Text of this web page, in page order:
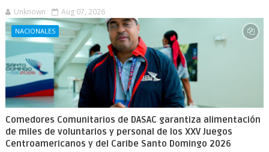
Unknown Aug 07, 2026
NACIONALES
Comedores Comunitarios de DASAC garantiza alimentación
de miles de voluntarios y personal de los XXV Juegos
Centroamericanos y del Caribe Santo Domingo 2026